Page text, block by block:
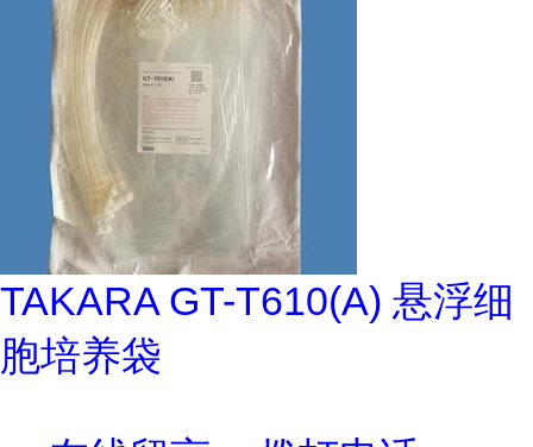
TAKARA GT-T610(A) 悬浮细
胞培养袋